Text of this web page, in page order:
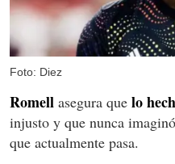
Foto: Diez
Romell asegura que lo
injusto y que nunca
que actualmente pasa.